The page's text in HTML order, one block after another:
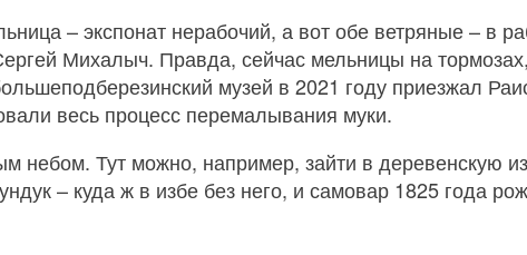
– экспонат нерабочий, а вот обе ветряные – в
Михалыч. Правда, сейчас мельницы на
музей в 2021 году приезжал
весь процесс перемалывания муки.
небом. Тут можно, например, зайти в деревенскую
– куда ж в избе без него, и самовар 1825 года